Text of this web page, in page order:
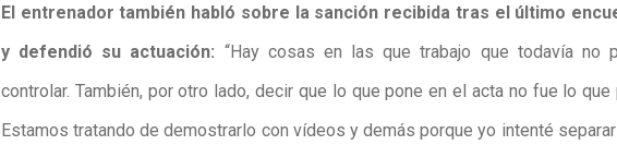
El entrenador también habló sobre la sanción recibida tras el último
y defendió su actuación: “Hay cosas en las que trabajo que todavía no
controlar. También, por otro lado, decir que lo que pone en el acta no fue lo que
Estamos tratando de demostrarlo con vídeos y demás porque yo intenté